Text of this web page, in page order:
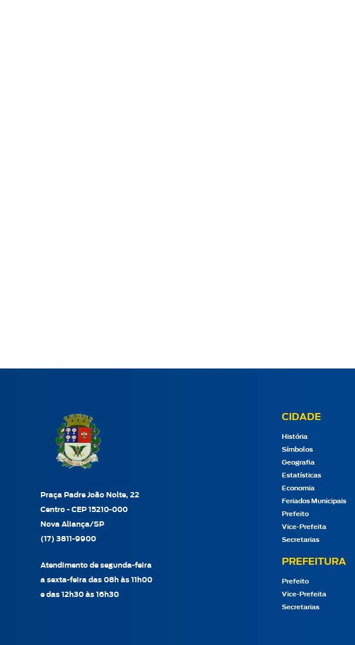
Praça Padre João Nolte, 22
Centro - CEP 15210-000
Nova Aliança/SP
(17) 3811-9900
Atendimento de segunda-feira
a sexta-feira das 08h às 11h00
e das 12h30 às 16h30
CIDADE
História
Símbolos
Geografia
Estatísticas
Economia
Feriados Municipais
Prefeito
Vice-Prefeita
Secretarias
PREFEITURA
Prefeito
Vice-Prefeita
Secretarias